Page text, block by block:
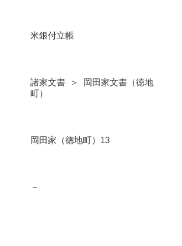
米銀付立帳
諸家文書 ＞ 岡田家文書（徳地
町）
岡田家（徳地町）13
－